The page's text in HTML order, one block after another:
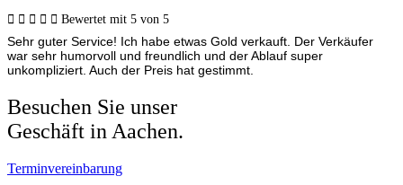
     Bewertet mit 5 von 5
Sehr guter Service! Ich habe etwas Gold verkauft. Der Verkäufer
war sehr humorvoll und freundlich und der Ablauf super
unkompliziert. Auch der Preis hat gestimmt.
Besuchen Sie unser
Geschäft in Aachen.
Terminvereinbarung